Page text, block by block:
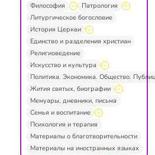
Философия
Патрология
Литургическое богословие
История Церкви
Единство и разделения христиан
Религиоведение
Искусство и культура
Политика. Экономика. Общество.
Жития святых, биографии
Мемуары, дневники, письма
Семья и воспитание
Психология и терапия
Материалы о благотворительности
Материалы на иностранных языках